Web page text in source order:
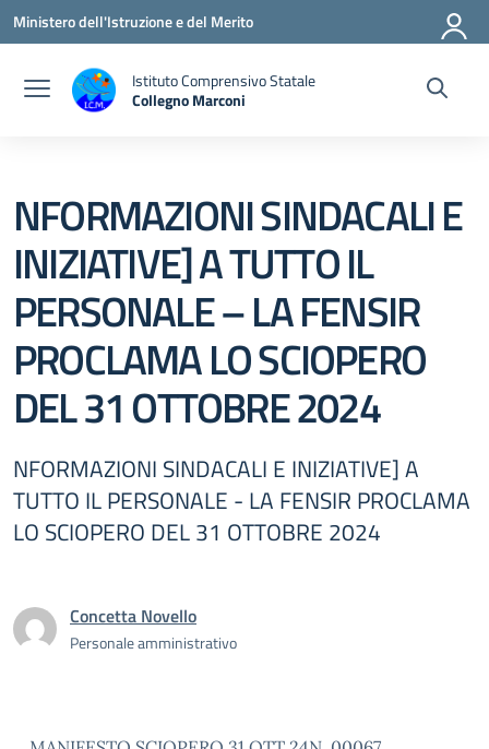
Vai ai contenuti
Vai al menu di navigazione
Vai al footer
Ministero dell'Istruzione e del Merito
Istituto Comprensivo Statale
Collegno Marconi
NFORMAZIONI SINDACALI E
INIZIATIVE] A TUTTO IL
PERSONALE – LA FENSIR
PROCLAMA LO SCIOPERO
DEL 31 OTTOBRE 2024
NFORMAZIONI SINDACALI E INIZIATIVE] A
TUTTO IL PERSONALE - LA FENSIR PROCLAMA
LO SCIOPERO DEL 31 OTTOBRE 2024
Concetta Novello
Personale amministrativo